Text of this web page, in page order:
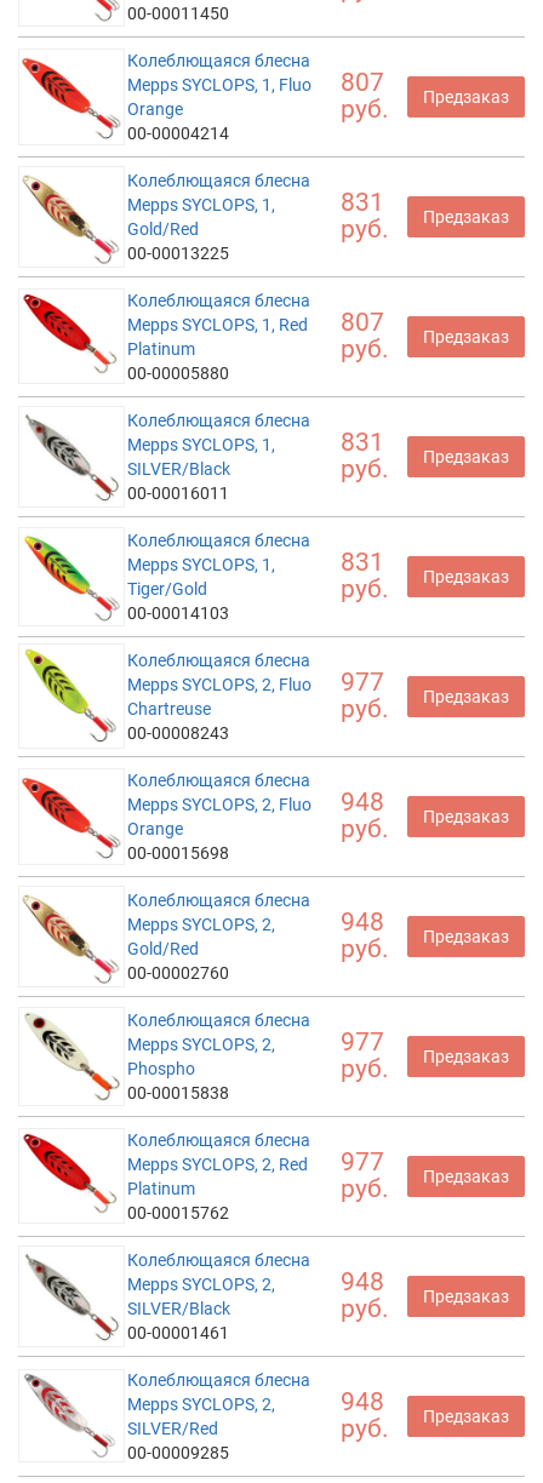
00-00011450
Колеблющаяся блесна
Mepps SYCLOPS, 1, Fluo
Orange
00-00004214
807
руб.
Предзаказ
Колеблющаяся блесна
Mepps SYCLOPS, 1,
Gold/Red
00-00013225
831
руб.
Предзаказ
Колеблющаяся блесна
Mepps SYCLOPS, 1, Red
Platinum
00-00005880
807
руб.
Предзаказ
Колеблющаяся блесна
Mepps SYCLOPS, 1,
SILVER/Black
00-00016011
831
руб.
Предзаказ
Колеблющаяся блесна
Mepps SYCLOPS, 1,
Tiger/Gold
00-00014103
831
руб.
Предзаказ
Колеблющаяся блесна
Mepps SYCLOPS, 2, Fluo
Chartreuse
00-00008243
977
руб.
Предзаказ
Колеблющаяся блесна
Mepps SYCLOPS, 2, Fluo
Orange
00-00015698
948
руб.
Предзаказ
Колеблющаяся блесна
Mepps SYCLOPS, 2,
Gold/Red
00-00002760
948
руб.
Предзаказ
Колеблющаяся блесна
Mepps SYCLOPS, 2,
Phospho
00-00015838
977
руб.
Предзаказ
Колеблющаяся блесна
Mepps SYCLOPS, 2, Red
Platinum
00-00015762
977
руб.
Предзаказ
Колеблющаяся блесна
Mepps SYCLOPS, 2,
SILVER/Black
00-00001461
948
руб.
Предзаказ
Колеблющаяся блесна
Mepps SYCLOPS, 2,
SILVER/Red
00-00009285
948
руб.
Предзаказ